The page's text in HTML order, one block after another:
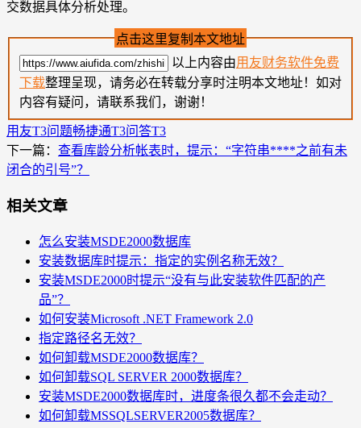
交数据具体分析处理。
点击这里复制本文地址
以上内容由用友财务软件免费
下载整理呈现，请务必在转载分享时注明本文地址！如对
内容有疑问，请联系我们，谢谢！
用友T3问题畅捷通T3问答T3
下一篇： 查看库龄分析帐表时，提示：“字符串****之前有未
闭合的引号”？
相关文章
怎么安装MSDE2000数据库
安装数据库时提示：指定的实例名称无效？
安装MSDE2000时提示“没有与此安装软件匹配的产
品”？
如何安装Microsoft .NET Framework 2.0
指定路径名无效？
如何卸载MSDE2000数据库？
如何卸载SQL SERVER 2000数据库？
安装MSDE2000数据库时，进度条很久都不会走动？
如何卸载MSSQLSERVER2005数据库？